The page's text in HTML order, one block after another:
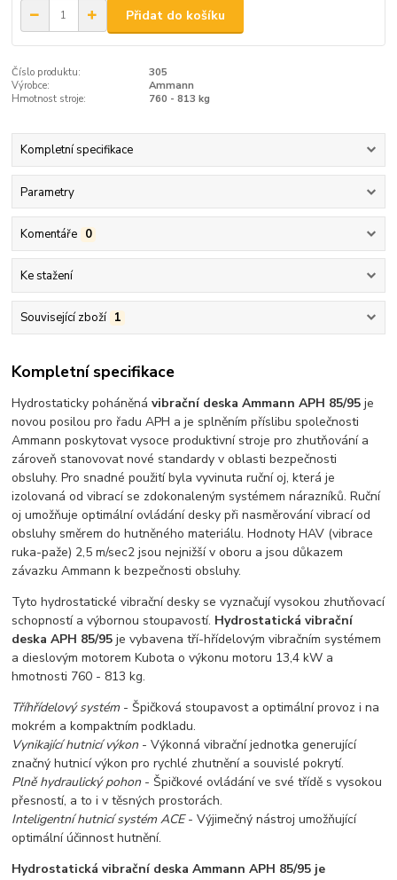
Přidat do košíku
Číslo produktu:
305
Výrobce:
Ammann
Hmotnost stroje:
760 - 813 kg
Kompletní specifikace
Parametry
Komentáře 0
Ke stažení
Související zboží 1
Kompletní specifikace
Hydrostaticky poháněnávibrační deska Ammann APH 85/95 je
novou posilou pro řadu APH a je splněním příslibu společnosti
Ammann poskytovat vysoce produktivní stroje pro zhutňování a
zároveň stanovovat nové standardy v oblasti bezpečnosti
obsluhy. Pro snadné použití byla vyvinuta ruční oj, která je
izolovaná od vibrací se zdokonaleným systémem nárazníků. Ruční
oj umožňuje optimální ovládání desky při nasměrování vibrací od
obsluhy směrem do hutněného materiálu. Hodnoty HAV (vibrace
ruka-paže) 2,5 m/sec2 jsou nejnižší v oboru a jsou důkazem
závazku Ammann k bezpečnosti obsluhy.
Tyto hydrostatické vibrační desky se vyznačují vysokou zhutňovací
schopností a výbornou stoupavostí. Hydrostatická vibrační
deska APH 85/95 je vybavena tří-hřídelovým vibračním systémem
a dieslovým motorem Kubota o výkonu motoru 13,4 kW a
hmotnosti 760 - 813 kg.
Tříhřídelový systém- Špičková stoupavost a optimální provoz i na
mokrém a kompaktním podkladu.
Vynikající hutnicí výkon - Výkonná vibrační jednotka generující
značný hutnicí výkon pro rychlé zhutnění a souvislé pokrytí.
Plně hydraulický pohon - Špičkové ovládání ve své třídě s vysokou
přesností, a to i v těsných prostorách.
Inteligentní hutnicí systém ACE- Výjimečný nástroj umožňující
optimální účinnost hutnění.
Hydrostatická vibrační deska Ammann APH 85/95 je